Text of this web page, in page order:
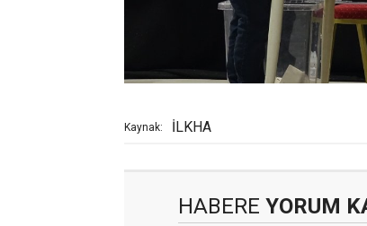
Kaynak: İLKHA
HABERE YORUM